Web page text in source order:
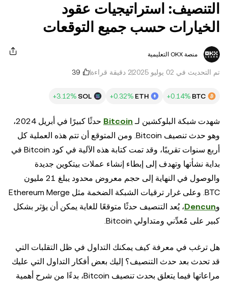
التنصيف: استراتيجيات عقود
الخيارات حسب جميع التوقعات
منصة OKX التعليمية
تم التحديث في ‏02 يوليو 2025 2 دقيقة قراءة
BTC
ETH
SOL
شهدت شبكة البلوكشين لـ Bitcoin
حدثًا كبيرًا في أبريل 2024،
وهو حدث تنصيف Bitcoin. ومن المتوقع أن تتم هذه العملية كل
أربع سنوات تقريبًا، وقد تمت كتابة هذه الآلية في كود Bitcoin في
بداية نشأتها وتهدف إلى إبطاء إنشاء عملات بيتكوين جديدة
والوصول في النهاية إلى حجم معروض محدود يبلغ 21 مليون
BTC. وعلى غرار ترقيات الشبكة الضخمة مثل Ethereum Merge
وDencun، يُعد التنصيف حدثًا متوقعًا للغاية يمكن أن يؤثر بشكل
كبير على مُعدِّني ومتداولي Bitcoin.
هل ترغب في معرفة كيف يمكنك التداول في ظل التقلبات التي
قد تحدث بعد حدث التنصيف؟ إليك بعض أفكار التداول التي عليك
مراعاتها فيما يتعلق بحدث تنصيف Bitcoin، بدءًا من شرح أهمية